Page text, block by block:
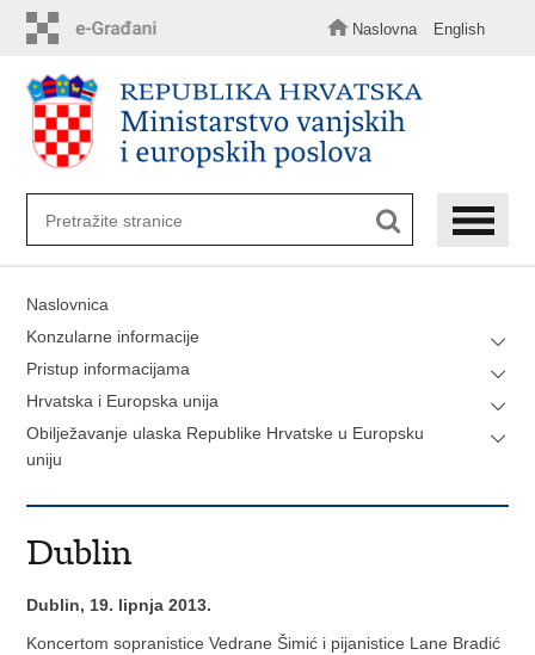
sadržaj
Naslovna English
Naslovnica
Konzularne informacije
Pristup informacijama
Hrvatska i Europska unija
Obilježavanje ulaska Republike Hrvatske u Europsku
uniju
Dublin
Dublin, 19. lipnja 2013.
Koncertom sopranistice Vedrane Šimić i pijanistice Lane Bradić